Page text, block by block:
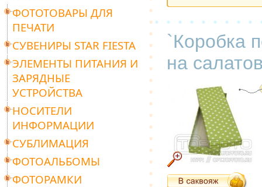
ФОТОТОВАРЫ ДЛЯ
ПЕЧАТИ
СУВЕНИРЫ STAR FIESTA
ЭЛЕМЕНТЫ ПИТАНИЯ И
ЗАРЯДНЫЕ
УСТРОЙСТВА
НОСИТЕЛИ
ИНФОРМАЦИИ
СУБЛИМАЦИЯ
ФОТОАЛЬБОМЫ
ФОТОРАМКИ
`Коробка
на